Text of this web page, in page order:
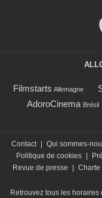
Filmstarts Allemagne
AdoroCinema Brésil
Contact Qui sommes-
Politique de cookies
Revue de presse
Charte
Retrouvez tous les